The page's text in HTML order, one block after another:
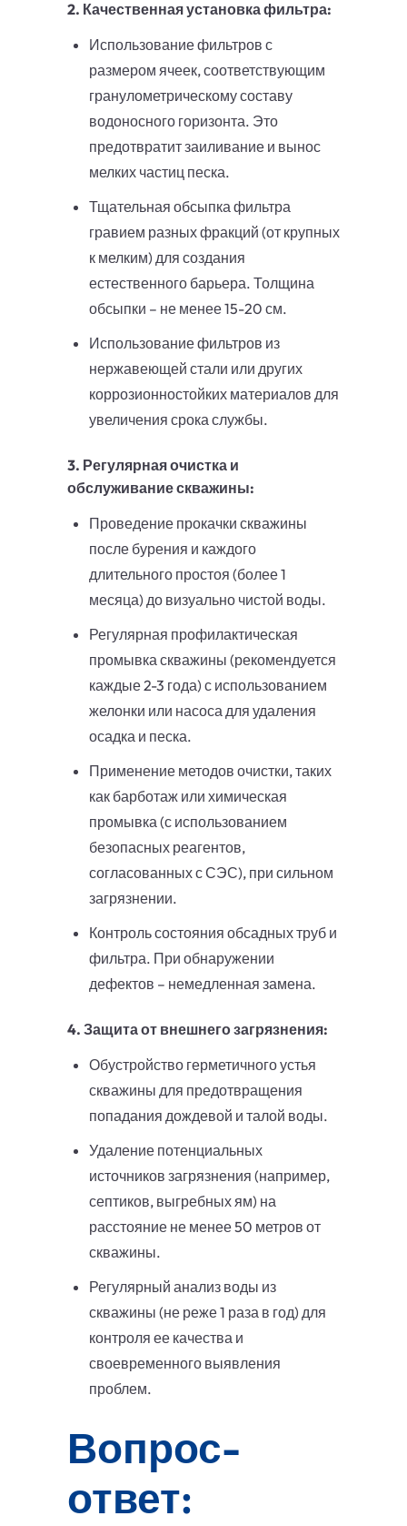
2. Качественная установка фильтра:
Использование фильтров с
размером ячеек, соответствующим
гранулометрическому составу
водоносного горизонта. Это
предотвратит заиливание и вынос
мелких частиц песка.
Тщательная обсыпка фильтра
гравием разных фракций (от крупных
к мелким) для создания
естественного барьера. Толщина
обсыпки – не менее 15-20 см.
Использование фильтров из
нержавеющей стали или других
коррозионностойких материалов для
увеличения срока службы.
3. Регулярная очистка и
обслуживание скважины:
Проведение прокачки скважины
после бурения и каждого
длительного простоя (более 1
месяца) до визуально чистой воды.
Регулярная профилактическая
промывка скважины (рекомендуется
каждые 2-3 года) с использованием
желонки или насоса для удаления
осадка и песка.
Применение методов очистки, таких
как барботаж или химическая
промывка (с использованием
безопасных реагентов,
согласованных с СЭС), при сильном
загрязнении.
Контроль состояния обсадных труб и
фильтра. При обнаружении
дефектов – немедленная замена.
4. Защита от внешнего загрязнения:
Обустройство герметичного устья
скважины для предотвращения
попадания дождевой и талой воды.
Удаление потенциальных
источников загрязнения (например,
септиков, выгребных ям) на
расстояние не менее 50 метров от
скважины.
Регулярный анализ воды из
скважины (не реже 1 раза в год) для
контроля ее качества и
своевременного выявления
проблем.
Вопрос-
ответ: